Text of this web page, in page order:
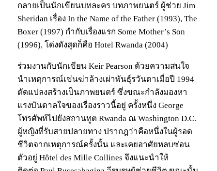
กลายเป็นนักเขียนบทละคร บทภาพยนตร์ ผู้ช่วย Jim
Sheridan เรื่อง In the Name of the Father (1993), The
Boxer (1997) กำกับเรื่องแรก Some Mother’s Son
(1996), โด่งดังสุดก็คือ Hotel Rwanda (2004)
ร่วมงานกับนักเขียน Keir Pearson ด้วยความสนใจ
นำเหตุการณ์เข่นฆ่าล้างเผ่าพันธุ์รวันดาเมื่อปี 1994
ดัดแปลงสร้างเป็นภาพยนตร์ ซึ่งขณะกำลังมองหา
แรงบันดาลใจของเรื่องราวนี้อยู่ ครั้งหนึ่ง George
โทรศัพท์ไปยังสถานทูต Rwanda ณ Washington D.C.
ผู้หญิงที่รับสายปลายทาง ปรากฎว่าคือหนึ่งในผู้รอด
ชีวิตจากเหตุการณ์ครั้งนั้น และเคยอาศัยหลบซ่อน
ตัวอยู่ Hôtel des Mille Collines จึงแนะนำให้